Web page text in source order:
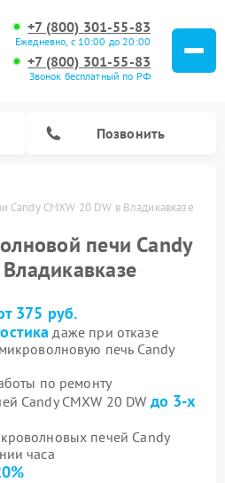
+7 (800) 301-55-83
Ежедневно, с 10:00 до 20:00
+7 (800) 301-55-83
Звонок бесплатный по РФ
Позвонить
Candy CMXW 20 DW в Владикавказе
печи Candy
375 руб.
даже при отказе
печь Candy
по ремонту
Candy CMXW 20 DW до 3-х
печей Candy
часа